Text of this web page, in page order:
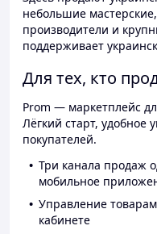
небольшие
производители и
поддерживает
Для тех, кто
Prom — маркетплейс
Лёгкий старт, удобное
покупателей.
Три канала продаж
мобильное
Управление
кабинете